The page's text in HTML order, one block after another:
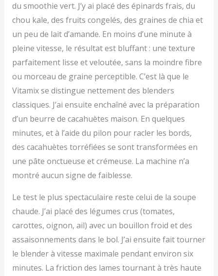
du smoothie vert. J’y ai placé des épinards frais, du
chou kale, des fruits congelés, des graines de chia et
un peu de lait d’amande. En moins d’une minute à
pleine vitesse, le résultat est bluffant : une texture
parfaitement lisse et veloutée, sans la moindre fibre
ou morceau de graine perceptible. C’est là que le
Vitamix se distingue nettement des blenders
classiques. J’ai ensuite enchaîné avec la préparation
d’un beurre de cacahuètes maison. En quelques
minutes, et à l’aide du pilon pour racler les bords,
des cacahuètes torréfiées se sont transformées en
une pâte onctueuse et crémeuse. La machine n’a
montré aucun signe de faiblesse.
Le test le plus spectaculaire reste celui de la soupe
chaude. J’ai placé des légumes crus (tomates,
carottes, oignon, ail) avec un bouillon froid et des
assaisonnements dans le bol. J’ai ensuite fait tourner
le blender à vitesse maximale pendant environ six
minutes. La friction des lames tournant à très haute